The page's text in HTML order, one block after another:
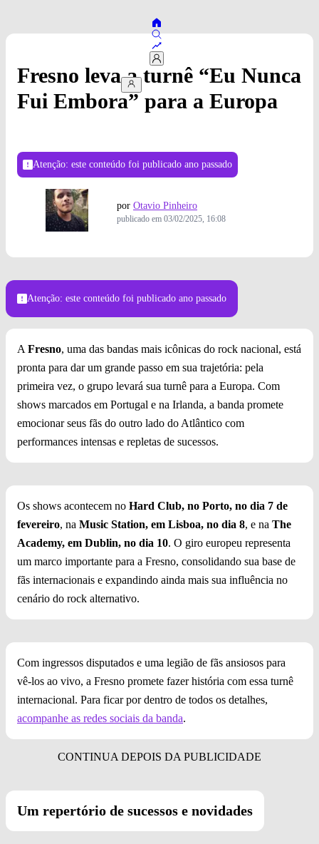
Fresno leva a turnê “Eu Nunca
Fui Embora” para a Europa
Atenção: este conteúdo foi publicado ano passado
por Otavio Pinheiro
publicado em 03/02/2025, 16:08
Atenção: este conteúdo foi publicado ano passado
A Fresno, uma das bandas mais icônicas do rock nacional, está
pronta para dar um grande passo em sua trajetória: pela
primeira vez, o grupo levará sua turnê para a Europa. Com
shows marcados em Portugal e na Irlanda, a banda promete
emocionar seus fãs do outro lado do Atlântico com
performances intensas e repletas de sucessos.
Os shows acontecem no Hard Club, no Porto, no dia 7 de
fevereiro, na Music Station, em Lisboa, no dia 8, e na The
Academy, em Dublin, no dia 10. O giro europeu representa
um marco importante para a Fresno, consolidando sua base de
fãs internacionais e expandindo ainda mais sua influência no
cenário do rock alternativo.
Com ingressos disputados e uma legião de fãs ansiosos para
vê-los ao vivo, a Fresno promete fazer história com essa turnê
internacional. Para ficar por dentro de todos os detalhes,
acompanhe as redes sociais da banda.
Um repertório de sucessos e novidades